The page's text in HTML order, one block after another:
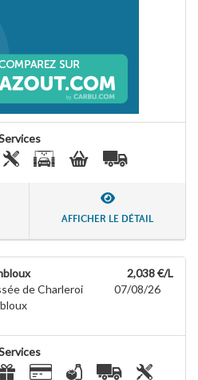
AFFICHER LE DÉTAIL
de Charleroi
2,038 €/L
07/08/26